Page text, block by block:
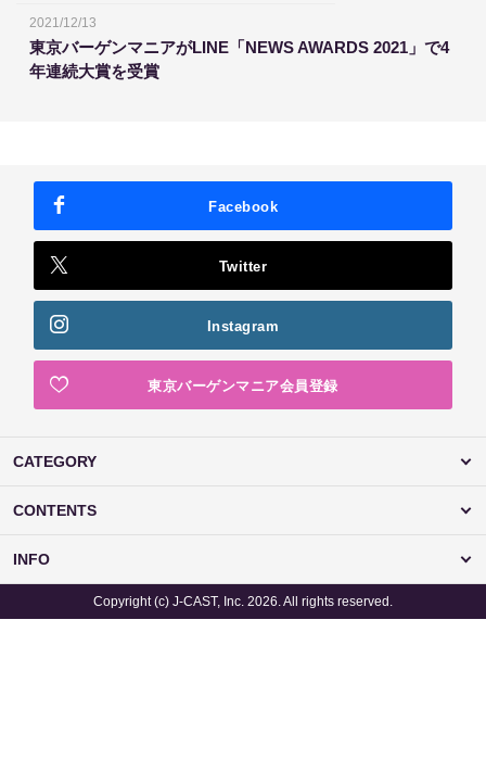
2021/12/13
東京バーゲンマニアがLINE「NEWS AWARDS 2021」で4
年連続大賞を受賞
Facebook
Twitter
Instagram
東京バーゲンマニア会員登録
CATEGORY
CONTENTS
INFO
Copyright (c) J-CAST, Inc. 2026. All rights reserved.